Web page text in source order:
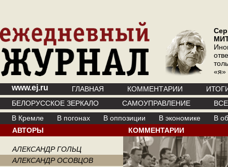
«я»
www.ej.ru ГЛАВНАЯ КОММЕНТАРИИ
БЕЛОРУССКОЕ ЗЕРКАЛО
САМОУПРАВЛЕНИЕ
В Кремле
В погонах В оппозиции В экономике
В
АВТОРЫ
АЛЕКСАНДР ГОЛЬЦ
АЛЕКСАНДР ОСОВЦОВ
КОММЕНТАРИИ